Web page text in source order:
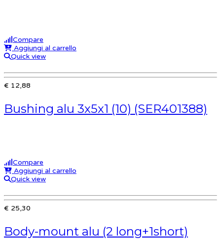
Compare
Aggiungi al carrello
Quick view
€ 12,88
Bushing alu 3x5x1 (10) (SER401388)
Compare
Aggiungi al carrello
Quick view
€ 25,30
Body-mount alu (2 long+1short)